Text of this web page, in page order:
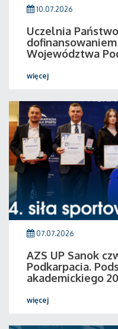
10.07.2026
Uczelnia
Województwa
więcej
07.07.2026
AZS UP Sanok
Podkarpacia.
akademickiego
więcej